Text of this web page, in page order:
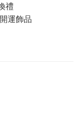
禮
運飾品